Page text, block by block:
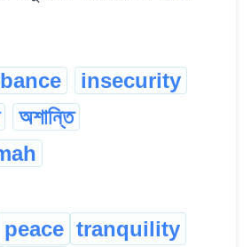
insecurity
অশান্তি
peace tranquility